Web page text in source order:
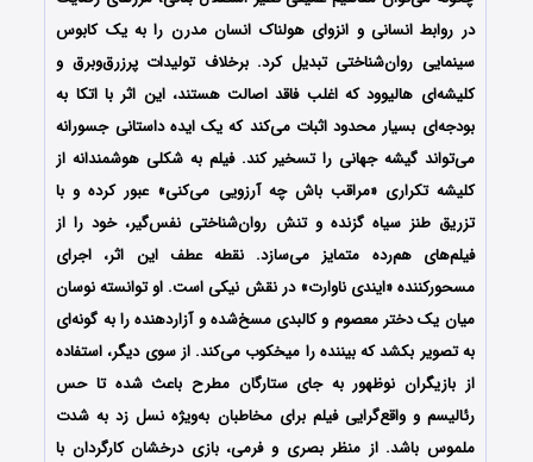
در روابط انسانی و انزوای هولناک انسان مدرن را به یک کابوس
سینمایی روان‌شناختی تبدیل کرد. برخلاف تولیدات پرزرق‌وبرق و
کلیشه‌ای هالیوود که اغلب فاقد اصالت هستند، این اثر با اتکا به
بودجه‌ای بسیار محدود اثبات می‌کند که یک ایده داستانی جسورانه
می‌تواند گیشه جهانی را تسخیر کند. فیلم به شکلی هوشمندانه از
کلیشه تکراری «مراقب باش چه آرزویی می‌کنی» عبور کرده و با
تزریق طنز سیاه گزنده و تنش روان‌شناختی نفس‌گیر، خود را از
فیلم‌های هم‌رده متمایز می‌سازد. نقطه عطف این اثر، اجرای
مسحورکننده «ایندی ناوارت» در نقش نیکی است. او توانسته نوسان
میان یک دختر معصوم و کالبدی مسخ‌شده و آزاردهنده را به گونه‌ای
به تصویر بکشد که بیننده را میخکوب می‌کند. از سوی دیگر، استفاده
از بازیگران نوظهور به جای ستارگان مطرح باعث شده تا حس
رئالیسم و واقع‌گرایی فیلم برای مخاطبان به‌ویژه نسل زد به شدت
ملموس باشد. از منظر بصری و فرمی، بازی درخشان کارگردان با